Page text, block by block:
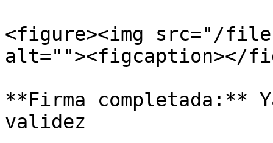
<figure><img src="/files/
alt=""><figcaption></
**Firma completada:**
validez